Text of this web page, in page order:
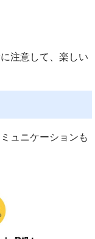
注意して、楽しい
ュニケーションも